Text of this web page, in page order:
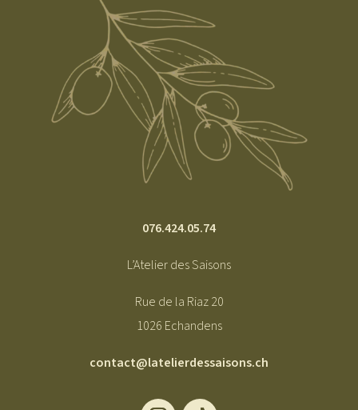
076.424.05.74
L’Atelier des Saisons
Rue de la Riaz 20
1026 Echandens
contact@latelierdessaisons.ch